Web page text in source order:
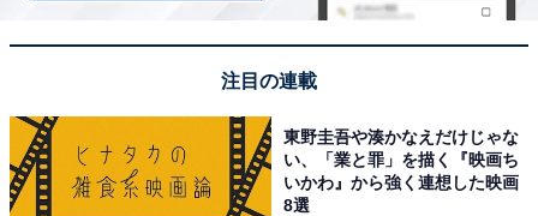
注目の連載
東野圭吾や湊かなえだけじゃな
い、「業と罪」を描く『映画ち
いかわ』から強く連想した映画
8選